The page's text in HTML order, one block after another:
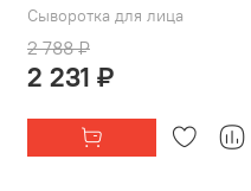
Сыворотка для лица
2 788 ₽
2 231 ₽